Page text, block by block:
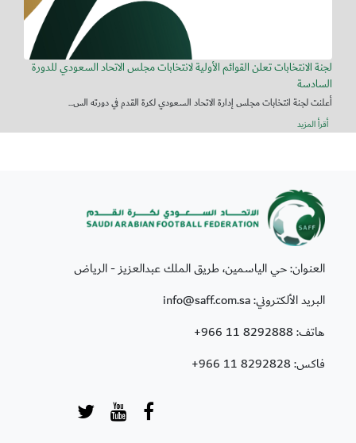
لجنة الانتخابات تعلن القوائم الأولية لانتخابات مجلس الاتحاد السعودي للدورة
السادسة
أعلنت لجنة انتخابات مجلس إدارة الاتحاد السعودي لكرة القدم في دورته الس...
أقرأ المزيد
العنوان: حي الياسمين، طريق الملك عبدالعزيز - الرياض
البريد الألكتروني: info@saff.com.sa
هاتف:+966 11 8292888
فاكس:+966 11 8292828